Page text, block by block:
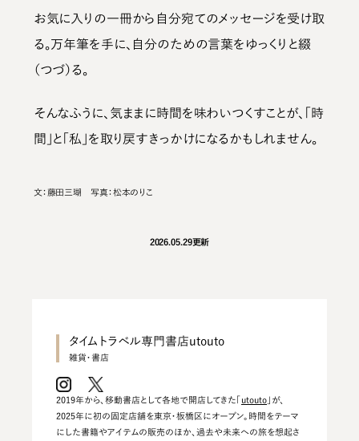
お気に入りの一冊から自分宛てのメッセージを受け取
る。万年筆を手に、自分のための言葉をゆっくりと綴
（つづ）る。
そんなふうに、気ままに時間を味わいつくすことが、「時
間」と「私」を取り戻すきっかけになるかもしれません。
文：藤田三瑚 写真：松本のりこ
2026.05.29更新
タイムトラベル専門書店utouto
2019年から、移動書店として各地で開店してきた「 utouto 」が、
2025年に初の固定店舗を東京・板橋区にオープン。時間をテーマ
にした書籍やアイテムの販売のほか、過去や未来への旅を想起さ